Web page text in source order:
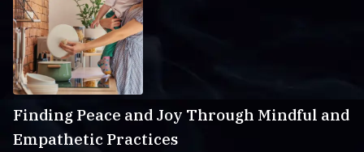
Finding Peace and Joy Through Mindful and
Empathetic Practices